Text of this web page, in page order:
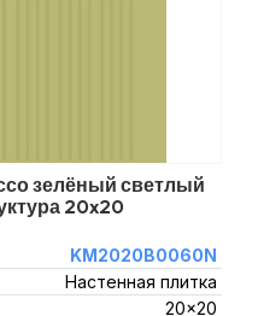
зелёный светлый
20x20
KM2020B0060N
Настенная плитка
20x20